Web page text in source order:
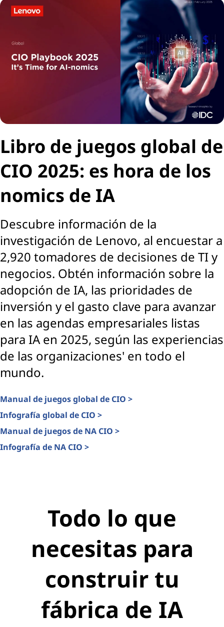
Libro de juegos global de
CIO 2025: es hora de los
nomics de IA
Descubre información de la
investigación de Lenovo, al encuestar a
2,920 tomadores de decisiones de TI y
negocios. Obtén información sobre la
adopción de IA, las prioridades de
inversión y el gasto clave para avanzar
en las agendas empresariales listas
para IA en 2025, según las experiencias
de las organizaciones' en todo el
mundo.
Manual de juegos global de CIO >
Infografía global de CIO >
Manual de juegos de NA CIO >
Infografía de NA CIO >
Todo lo que
necesitas para
construir tu
fábrica de IA